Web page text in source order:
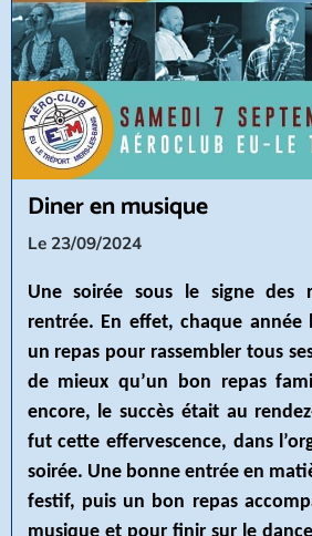
Diner en musique
Le 23/09/2024
Une soirée sous le signe des
rentrée. En effet, chaque année
un repas pour rassembler tous
de mieux qu’un bon repas
encore, le succès était au
fut cette effervescence, dans
soirée. Une bonne entrée en
festif, puis un bon repas